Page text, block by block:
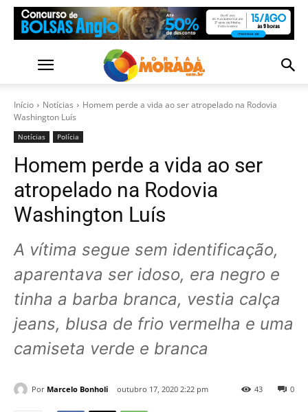
Início Notícias
Homem perde a vida ao ser atropelado na Rodovia
Washington Luís
Notícias Polícia
Homem perde a vida ao ser
atropelado na Rodovia
Washington Luís
A vítima segue sem identificação,
aparentava ser idoso, era negro e
tinha a barba branca, vestia calça
jeans, blusa de frio vermelha e uma
camiseta verde e branca
Por Marcelo Bonholi outubro 17, 2020 2:22 pm 0
43